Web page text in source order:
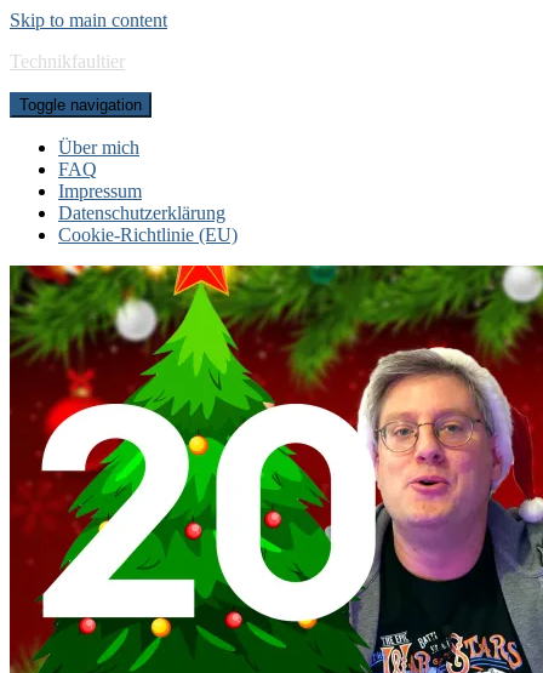
Skip to main content
Technikfaultier
Toggle navigation
Über mich
FAQ
Impressum
Datenschutzerklärung
Cookie-Richtlinie (EU)